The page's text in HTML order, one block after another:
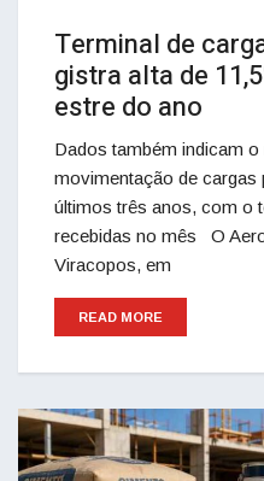
Terminal de
gistra alta de
estre do ano
Dados também indicam
movimentação de cargas
últimos três anos, com o
recebidas no mês O
Viracopos, em
READ MORE